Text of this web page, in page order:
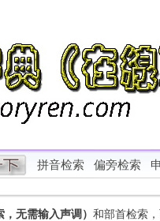
拼音检索 偏旁检索
无需输入声调） 和部首检索